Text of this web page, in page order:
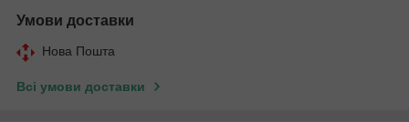
Умови доставки
Нова Пошта
Всі умови доставки